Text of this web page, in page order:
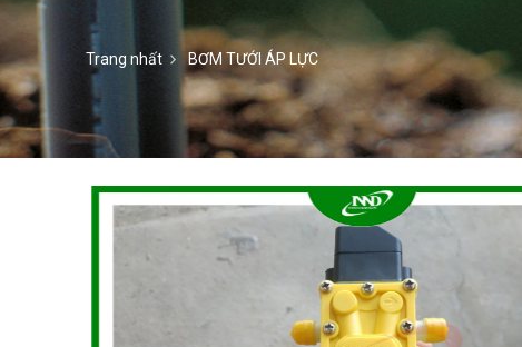
Trang nhất BƠM TƯỚI ÁP LỰC